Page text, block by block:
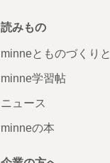
読みもの
minneとものづくりと
minne学習帖
ニュース
minneの本